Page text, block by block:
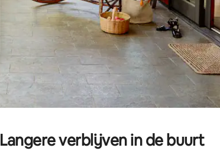
Langere verblijven in de buurt